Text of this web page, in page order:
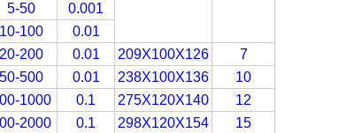
5-50
0.001
10-100
0.01
20-200 0.01 209X100X126
7
50-500 0.01 238X100X136
10
1000 0.1 275X120X140
12
2000 0.1 298X120X154
15